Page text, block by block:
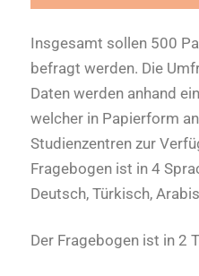
Insgesamt sollen 500
befragt werden. Die
Daten werden anhand
welcher in Papierform
Studienzentren zur
Fragebogen ist in 4
Deutsch, Türkisch,
Der Fragebogen ist in 2